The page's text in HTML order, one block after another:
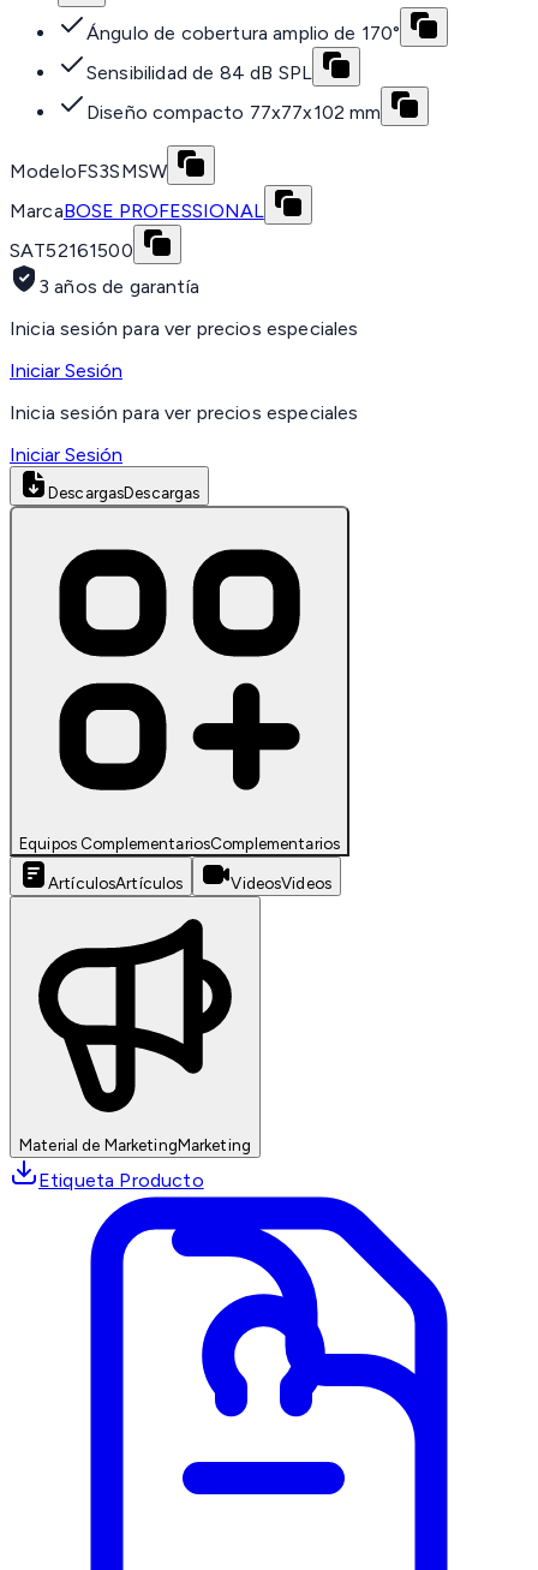
Ángulo de cobertura amplio de 170°
Sensibilidad de 84 dB SPL
Diseño compacto 77x77x102 mm
ModeloFS3SMSW
MarcaBOSE PROFESSIONAL
SAT52161500
3 años de garantía
Inicia sesión para ver precios especiales
Iniciar Sesión
Inicia sesión para ver precios especiales
Iniciar Sesión
DescargasDescargas
Equipos ComplementariosComplementarios
ArtículosArtículos VideosVideos
Material de MarketingMarketing
Etiqueta Producto